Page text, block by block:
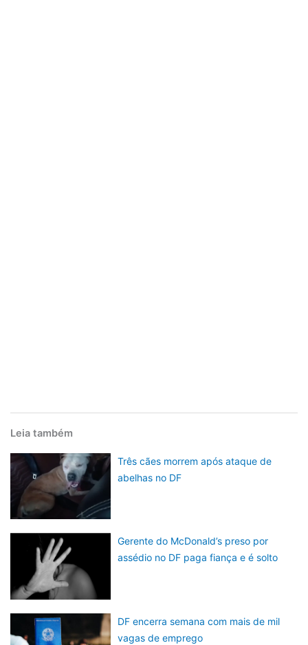
Leia também
Três cães morrem após ataque de
abelhas no DF
Gerente do McDonald’s preso por
assédio no DF paga fiança e é solto
DF encerra semana com mais de mil
vagas de emprego